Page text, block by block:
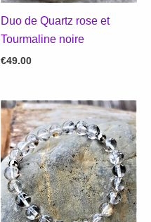
Duo de Quartz rose et
Tourmaline noire
€49.00